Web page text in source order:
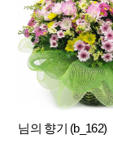
님의 향기 (b_162)